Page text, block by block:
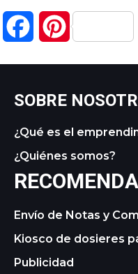
FacebookPinterest
SOBRE
¿Qué es el
¿Quiénes somos?
Envío de Notas y
Kiosco de dosieres
Publicidad